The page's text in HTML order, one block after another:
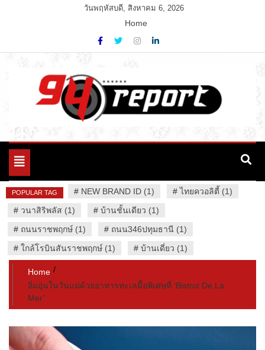
วันพฤหัสบดี, สิงหาคม 6, 2026
Home
94 Report.com
Variety News
Toggle
POPULAR TAG # NEW BRAND ID (1) #ไทยควอลิตี้ (1)
# วนาสิริพลัส (1) # บ้านชั้นเดียว (1)
# ถนนราชพฤกษ์ (1) # ถนน346ปทุมธานี (1)
# ใกล้โรบินสันราชพฤกษ์ (1) # บ้านเดี่ยว (1)
Home
อิ่มอุ่นในวันแม่ด้วยอาหารทะเลมื้อพิเศษที่ ‘Bistrot De La
Mer’